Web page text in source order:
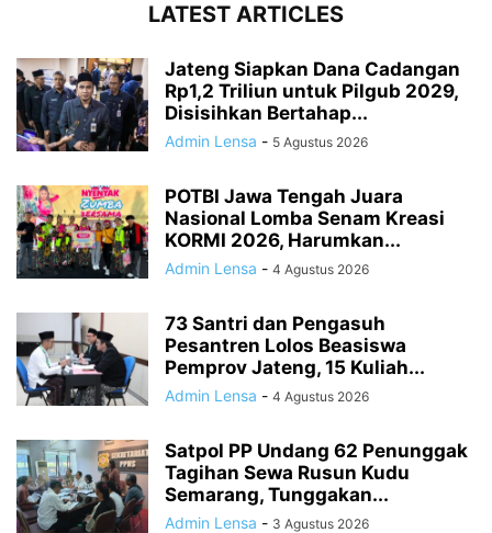
LATEST ARTICLES
Jateng Siapkan Dana Cadangan
Rp1,2 Triliun untuk Pilgub 2029,
Disisihkan Bertahap...
Admin Lensa - 5 Agustus 2026
POTBI Jawa Tengah Juara
Nasional Lomba Senam Kreasi
KORMI 2026, Harumkan...
Admin Lensa - 4 Agustus 2026
73 Santri dan Pengasuh
Pesantren Lolos Beasiswa
Pemprov Jateng, 15 Kuliah...
Admin Lensa - 4 Agustus 2026
Satpol PP Undang 62 Penunggak
Tagihan Sewa Rusun Kudu
Semarang, Tunggakan...
Admin Lensa - 3 Agustus 2026